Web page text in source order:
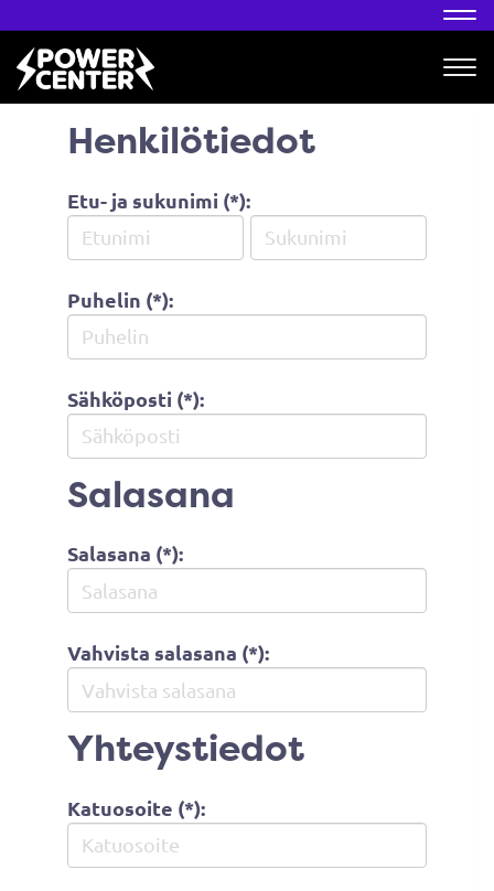
Henkilötiedot
Etu- ja sukunimi (*):
Puhelin (*):
Sähköposti (*):
Salasana
Salasana (*):
Vahvista salasana (*):
Yhteystiedot
Katuosoite (*):